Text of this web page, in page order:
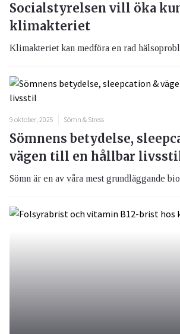
Socialstyrelsen vill öka
klimakteriet
Klimakteriet kan medföra en rad
9 oktober, 2025 Sömn & Stress
Sömnens betydelse,
vägen till en hållbar
Sömn är en av våra mest grundläggande